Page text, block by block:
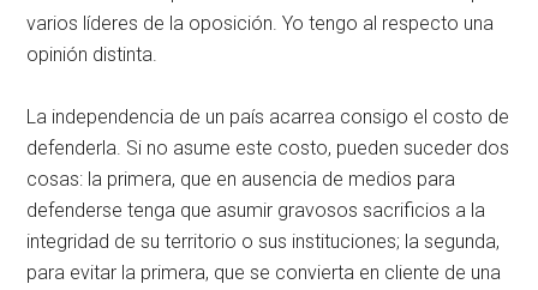
varios líderes de la oposición. Yo tengo al respecto una
opinión distinta.
La independencia de un país acarrea consigo el costo de
defenderla. Si no asume este costo, pueden suceder dos
cosas: la primera, que en ausencia de medios para
defenderse tenga que asumir gravosos sacrificios a la
integridad de su territorio o sus instituciones; la segunda,
para evitar la primera, que se convierta en cliente de una